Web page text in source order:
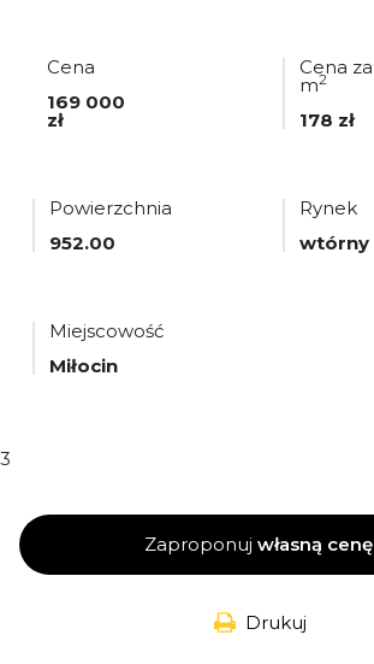
Cena
169 000
zł
Cena za
m2
178 zł
Powierzchnia
952.00
Rynek
wtórny
Miejscowość
Miłocin
3
Zaproponuj własną cenę
Drukuj